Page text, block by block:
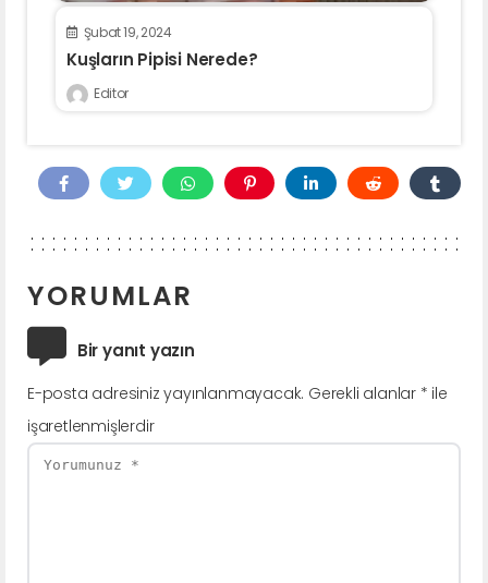
Şubat 19, 2024
Kuşların Pipisi Nerede?
Editor
YORUMLAR
Bir yanıt yazın
E-posta adresiniz yayınlanmayacak. Gerekli alanlar * ile
işaretlenmişlerdir